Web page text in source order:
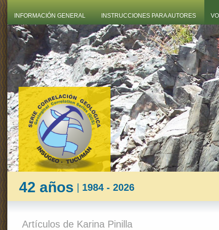
INFORMACIÓN GENERAL INSTRUCCIONES PARA AUTORES
42 años | 1984 - 2026
Artículos de Karina Pinilla